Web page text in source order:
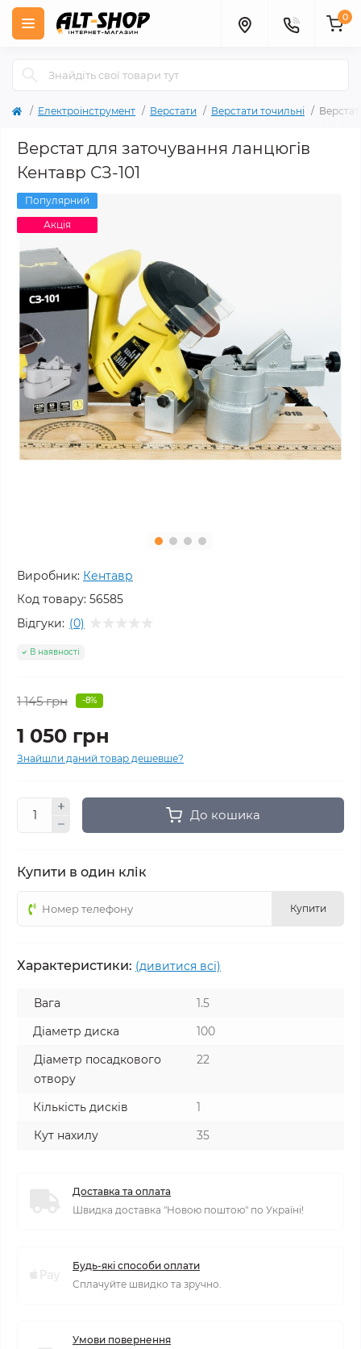
0
Електроінструмент Верстати Верстати точильні
Верстат для заточування ланцюгів
Кентавр СЗ-101
Популярний
Акція
Виробник: Кентавр
Код товару: 56585
Відгуки: (0)
В наявності
1 145 грн -8%
1 050 грн
Знайшли даний товар дешевше?
До кошика
Купити в один клік
Купити
Характеристики: (дивитися всі)
Вага
1.5
Діаметр диска
100
Діаметр посадкового
отвору
22
Кількість дисків
1
Кут нахилу
35
Доставка та оплата
Швидка доставка "Новою поштою" по Україні!
Будь-які способи оплати
Сплачуйте швидко та зручно.
Умови повернення